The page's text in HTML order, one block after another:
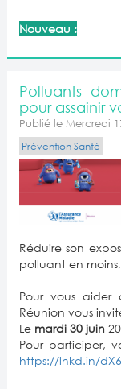
Nouveau :
Polluants
pour assainir
Publié le Mercredi
Prévention Santé
Réduire son
polluant en
Pour vous aider
Réunion vous
Le mardi 30 juin
Pour participer,
https://lnkd.in/